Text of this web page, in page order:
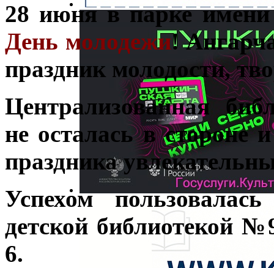
28 июня в парке имени
День молодежи!
праздник молодости,
Централизованная
не осталась в стороне
праздника
Успехом
детской библиотекой
6.